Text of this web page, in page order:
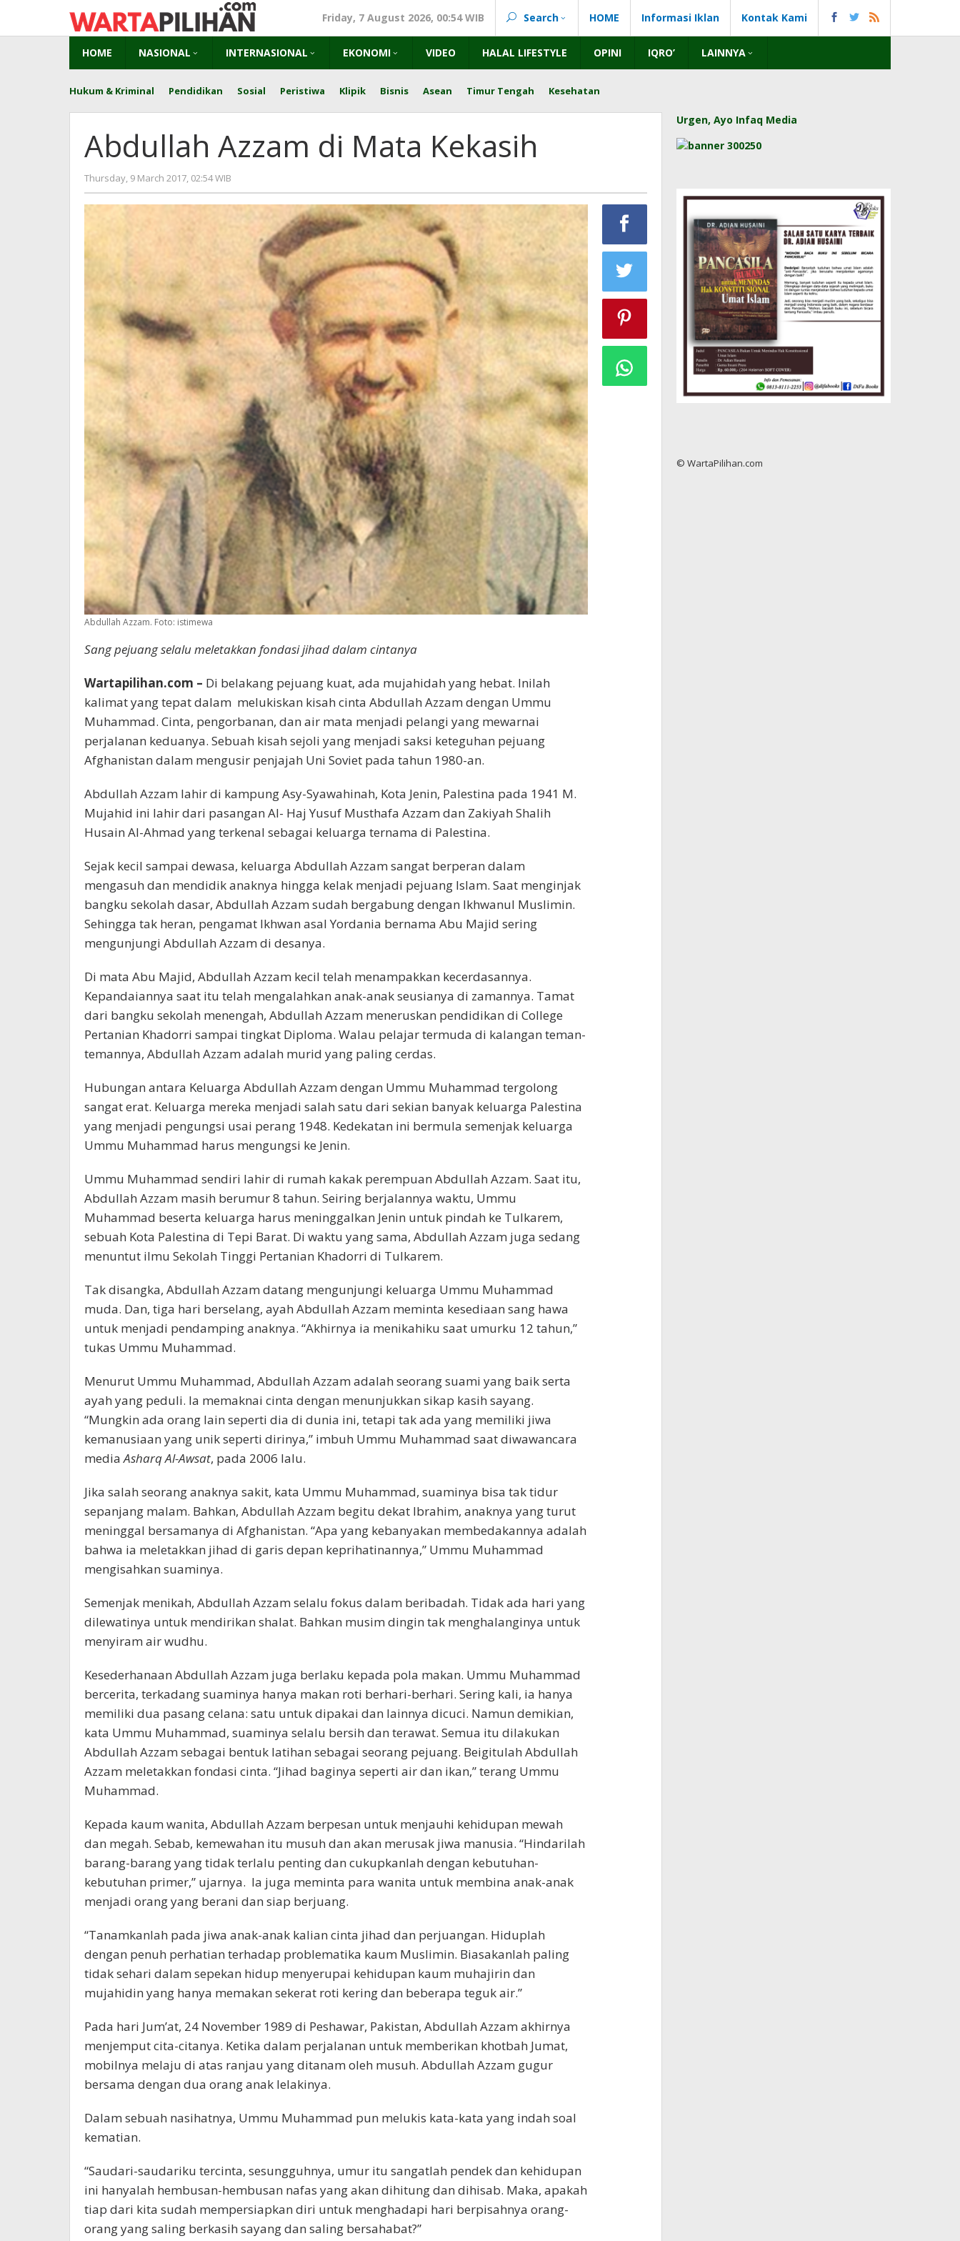
content
Friday, 7 August 2026, 00:54 WIB Search HOME Informasi Iklan Kontak Kami
HOME NASIONAL INTERNASIONAL EKONOMI VIDEO HALAL LIFESTYLE OPINI IQRO’ LAINNYA
Hukum & Kriminal Pendidikan Sosial Peristiwa Klipik Bisnis Asean Timur Tengah Kesehatan
Abdullah Azzam di Mata Kekasih
Thursday, 9 March 2017, 02:54 WIB
redaksi
Abdullah Azzam. Foto: istimewa
Sang pejuang selalu meletakkan fondasi jihad dalam cintanya
Wartapilihan.com – Di belakang pejuang kuat, ada mujahidah yang hebat. Inilah
kalimat yang tepat dalam melukiskan kisah cinta Abdullah Azzam dengan Ummu
Muhammad. Cinta, pengorbanan, dan air mata menjadi pelangi yang mewarnai
perjalanan keduanya. Sebuah kisah sejoli yang menjadi saksi keteguhan pejuang
Afghanistan dalam mengusir penjajah Uni Soviet pada tahun 1980-an.
Abdullah Azzam lahir di kampung Asy-Syawahinah, Kota Jenin, Palestina pada 1941 M.
Mujahid ini lahir dari pasangan Al- Haj Yusuf Musthafa Azzam dan Zakiyah Shalih
Husain Al-Ahmad yang terkenal sebagai keluarga ternama di Palestina.
Sejak kecil sampai dewasa, keluarga Abdullah Azzam sangat berperan dalam
mengasuh dan mendidik anaknya hingga kelak menjadi pejuang Islam. Saat menginjak
bangku sekolah dasar, Abdullah Azzam sudah bergabung dengan Ikhwanul Muslimin.
Sehingga tak heran, pengamat Ikhwan asal Yordania bernama Abu Majid sering
mengunjungi Abdullah Azzam di desanya.
Di mata Abu Majid, Abdullah Azzam kecil telah menampakkan kecerdasannya.
Kepandaiannya saat itu telah mengalahkan anak-anak seusianya di zamannya. Tamat
dari bangku sekolah menengah, Abdullah Azzam meneruskan pendidikan di College
Pertanian Khadorri sampai tingkat Diploma. Walau pelajar termuda di kalangan teman-
temannya, Abdullah Azzam adalah murid yang paling cerdas.
Hubungan antara Keluarga Abdullah Azzam dengan Ummu Muhammad tergolong
sangat erat. Keluarga mereka menjadi salah satu dari sekian banyak keluarga Palestina
yang menjadi pengungsi usai perang 1948. Kedekatan ini bermula semenjak keluarga
Ummu Muhammad harus mengungsi ke Jenin.
Ummu Muhammad sendiri lahir di rumah kakak perempuan Abdullah Azzam. Saat itu,
Abdullah Azzam masih berumur 8 tahun. Seiring berjalannya waktu, Ummu
Muhammad beserta keluarga harus meninggalkan Jenin untuk pindah ke Tulkarem,
sebuah Kota Palestina di Tepi Barat. Di waktu yang sama, Abdullah Azzam juga sedang
menuntut ilmu Sekolah Tinggi Pertanian Khadorri di Tulkarem.
Tak disangka, Abdullah Azzam datang mengunjungi keluarga Ummu Muhammad
muda. Dan, tiga hari berselang, ayah Abdullah Azzam meminta kesediaan sang hawa
untuk menjadi pendamping anaknya. “Akhirnya ia menikahiku saat umurku 12 tahun,”
tukas Ummu Muhammad.
Menurut Ummu Muhammad, Abdullah Azzam adalah seorang suami yang baik serta
ayah yang peduli. Ia memaknai cinta dengan menunjukkan sikap kasih sayang.
“Mungkin ada orang lain seperti dia di dunia ini, tetapi tak ada yang memiliki jiwa
kemanusiaan yang unik seperti dirinya,” imbuh Ummu Muhammad saat diwawancara
mediaAsharq Al-Awsat, pada 2006 lalu.
Jika salah seorang anaknya sakit, kata Ummu Muhammad, suaminya bisa tak tidur
sepanjang malam. Bahkan, Abdullah Azzam begitu dekat Ibrahim, anaknya yang turut
meninggal bersamanya di Afghanistan. “Apa yang kebanyakan membedakannya adalah
bahwa ia meletakkan jihad di garis depan keprihatinannya,” Ummu Muhammad
mengisahkan suaminya.
Semenjak menikah, Abdullah Azzam selalu fokus dalam beribadah. Tidak ada hari yang
dilewatinya untuk mendirikan shalat. Bahkan musim dingin tak menghalanginya untuk
menyiram air wudhu.
Kesederhanaan Abdullah Azzam juga berlaku kepada pola makan. Ummu Muhammad
bercerita, terkadang suaminya hanya makan roti berhari-berhari. Sering kali, ia hanya
memiliki dua pasang celana: satu untuk dipakai dan lainnya dicuci. Namun demikian,
kata Ummu Muhammad, suaminya selalu bersih dan terawat. Semua itu dilakukan
Abdullah Azzam sebagai bentuk latihan sebagai seorang pejuang. Beigitulah Abdullah
Azzam meletakkan fondasi cinta. “Jihad baginya seperti air dan ikan,” terang Ummu
Muhammad.
Kepada kaum wanita, Abdullah Azzam berpesan untuk menjauhi kehidupan mewah
dan megah. Sebab, kemewahan itu musuh dan akan merusak jiwa manusia. “Hindarilah
barang-barang yang tidak terlalu penting dan cukupkanlah dengan kebutuhan-
kebutuhan primer,” ujarnya. Ia juga meminta para wanita untuk membina anak-anak
menjadi orang yang berani dan siap berjuang.
“Tanamkanlah pada jiwa anak-anak kalian cinta jihad dan perjuangan. Hiduplah
dengan penuh perhatian terhadap problematika kaum Muslimin. Biasakanlah paling
tidak sehari dalam sepekan hidup menyerupai kehidupan kaum muhajirin dan
mujahidin yang hanya memakan sekerat roti kering dan beberapa teguk air.”
Pada hari Jum’at, 24 November 1989 di Peshawar, Pakistan, Abdullah Azzam akhirnya
menjemput cita-citanya. Ketika dalam perjalanan untuk memberikan khotbah Jumat,
mobilnya melaju di atas ranjau yang ditanam oleh musuh. Abdullah Azzam gugur
bersama dengan dua orang anak lelakinya.
Dalam sebuah nasihatnya, Ummu Muhammad pun melukis kata-kata yang indah soal
kematian.
“Saudari-saudariku tercinta, sesungguhnya, umur itu sangatlah pendek dan kehidupan
ini hanyalah hembusan-hembusan nafas yang akan dihitung dan dihisab. Maka, apakah
tiap dari kita sudah mempersiapkan diri untuk menghadapi hari berpisahnya orang-
orang yang saling berkasih sayang dan saling bersahabat?”
Urgen, Ayo Infaq Media
© WartaPilihan.com